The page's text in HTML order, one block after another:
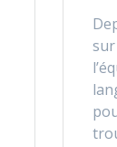
sur